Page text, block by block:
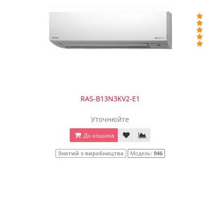
RAS-B13N3KV2-Е1
Уточнюйте
До кошика
Знятий з виробництва Модель: 946